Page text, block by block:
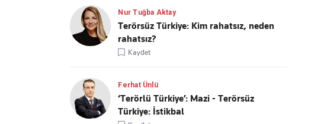
Nur Tuğba Aktay
Terörsüz Türkiye: Kim rahatsız, neden
rahatsız?
Kaydet
Ferhat Ünlü
‘Terörlü Türkiye’: Mazi - Terörsüz
Türkiye: İstikbal